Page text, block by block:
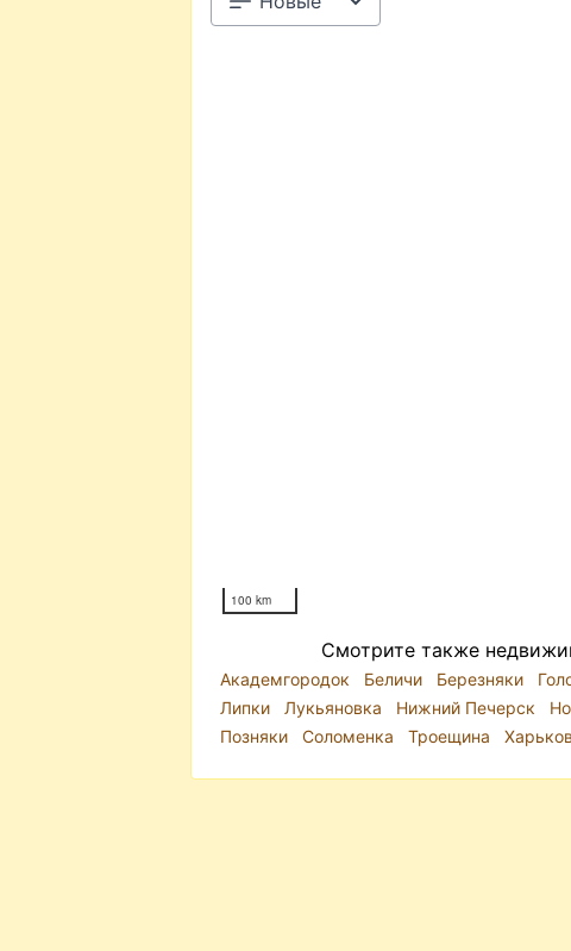
100 km
Смотрите также
Академгородок Беличи Березняки
Липки
Лукьяновка Нижний Печерск
Позняки
Соломенка Троещина